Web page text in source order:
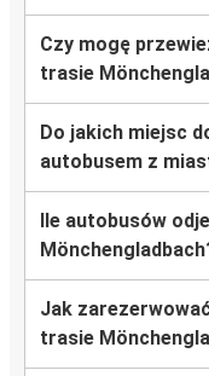
Czy mogę
trasie
Do jakich miejsc
autobusem z
Ile autobusów
Jak
trasie